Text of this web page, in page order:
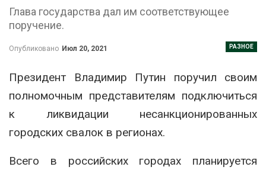
Глава государства дал им соответствующее
поручение.
РАЗНОЕ
Опубликовано Июл 20, 2021
Президент Владимир Путин поручил своим
полномочным представителям подключиться
к ликвидации несанкционированных
городских свалок в регионах.
Всего в российских городах планируется